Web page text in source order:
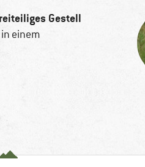
Gestell
einem